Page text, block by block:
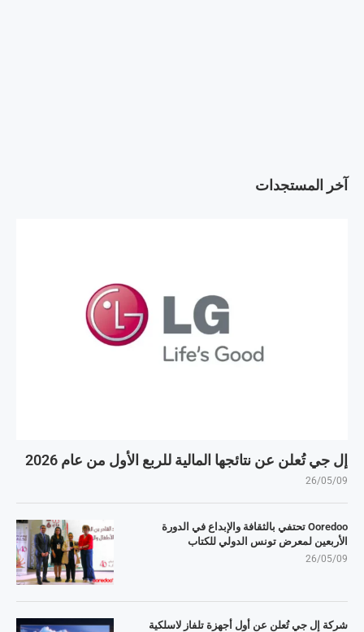
آخر المستجدات
إل جي تُعلن عن نتائجها المالية للربع الأول من عام 2026
26/05/09
Ooredoo تحتفي بالثقافة والإبداع في الدورة
الأربعين لمعرض تونس الدولي للكتاب
26/05/09
شركة إل جي تُعلن عن أول أجهزة تلفاز لاسلكية